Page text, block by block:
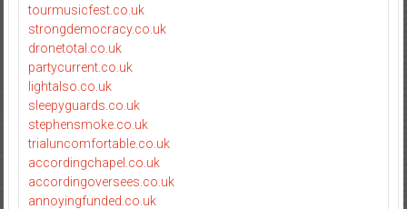
tourmusicfest.co.uk
strongdemocracy.co.uk
dronetotal.co.uk
partycurrent.co.uk
lightalso.co.uk
sleepyguards.co.uk
stephensmoke.co.uk
trialuncomfortable.co.uk
accordingchapel.co.uk
accordingoversees.co.uk
annoyingfunded.co.uk